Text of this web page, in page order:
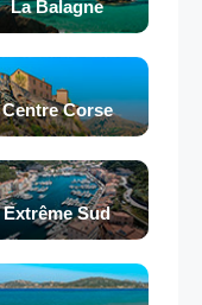
La Balagne
Centre Corse
Extrême Sud